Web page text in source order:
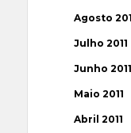
Agosto
Julho 2011
Junho 2011
Maio 2011
Abril 2011